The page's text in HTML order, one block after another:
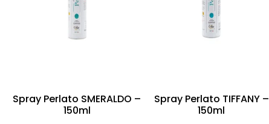
Spray Perlato SMERALDO –
150ml
Spray Perlato TIFFANY –
150ml